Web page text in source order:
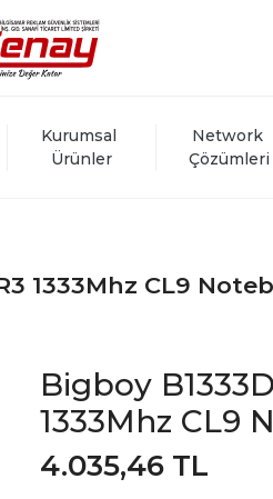
Kurumsal
Ürünler
Network
Çözümleri
1333Mhz CL9
Bigboy
1333Mhz CL9
4.035,46 TL